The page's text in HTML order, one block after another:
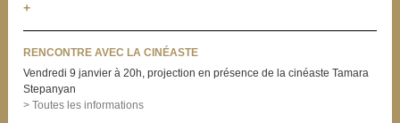
+
RENCONTRE AVEC LA CINÉASTE
Vendredi 9 janvier à 20h, projection en présence de la cinéaste Tamara
Stepanyan
> Toutes les informations